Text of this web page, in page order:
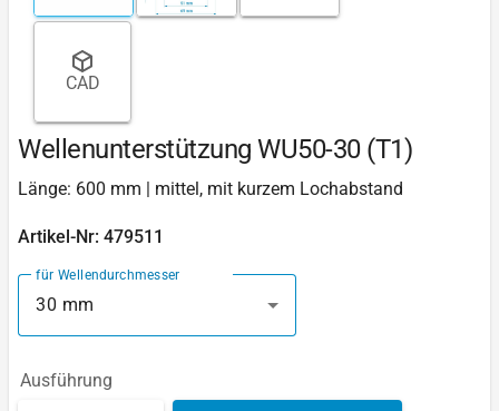
CAD
Wellenunterstützung WU50-30 (T1)
Länge: 600 mm | mittel, mit kurzem Lochabstand
Artikel-Nr: 479511
für Wellendurchmesser
30 mm
Ausführung